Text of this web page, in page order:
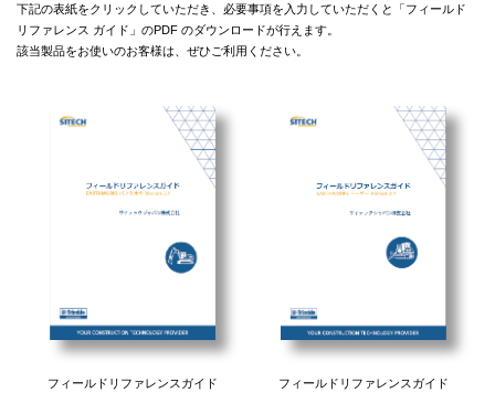
下記の表紙をクリックしていただき、必要事項を入力していただくと「フィールド
リファレンス ガイド」のPDF のダウンロードが行えます。
該当製品をお使いのお客様は、ぜひご利用ください。
フィールドリファレンスガイド
フィールドリファレンスガイド